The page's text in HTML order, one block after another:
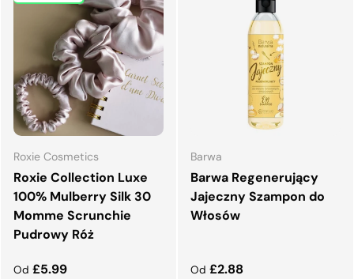
Roxie Cosmetics
Roxie Collection Luxe
100% Mulberry Silk 30
Momme Scrunchie
Pudrowy Róż
Normalna cena
Od £5.99
Barwa
Barwa Regenerujący
Jajeczny Szampon do
Włosów
Normalna cena
Od £2.88